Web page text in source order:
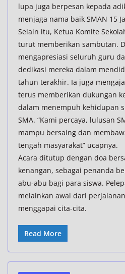
lupa juga berpesan kepada
menjaga nama baik SMAN 15
Selain itu, Ketua Komite
turut memberikan sambutan.
mengapresiasi seluruh guru
dedikasi mereka dalam
tahun terakhir. Ia juga
terus memberikan dukungan
dalam menempuh kehidupan
SMA. “Kami percaya, lulusan
mampu bersaing dan
tengah masyarakat” ucapnya.
Acara ditutup dengan doa
kenangan, sebagai penanda
abu-abu bagi para siswa.
melainkan awal dari
menggapai cita-cita.
Read More